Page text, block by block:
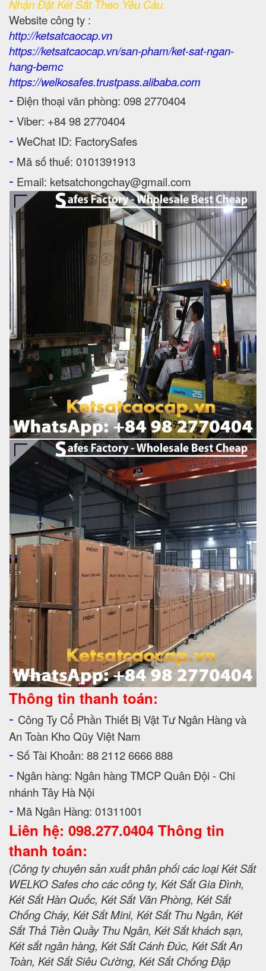
Nhận Đặt Két Sắt Theo Yêu Cầu.
Website công ty :
http://ketsatcaocap.vn
https://ketsatcaocap.vn/san-pham/ket-sat-ngan-
hang-bemc
https://welkosafes.trustpass.alibaba.com
- Điện thoại văn phòng: 098 2770404
- Viber: +84 98 2770404
- WeChat ID: FactorySafes
- Mã số thuế: 0101391913
- Email: ketsatchongchay@gmail.com
Thông tin thanh toán:
- Công Ty Cổ Phần Thiết Bị Vật Tư Ngân Hàng và
An Toàn Kho Qũy Việt Nam
- Số Tài Khoản: 88 2112 6666 888
- Ngân hàng: Ngân hàng TMCP Quân Đội - Chi
nhánh Tây Hà Nội
- Mã Ngân Hàng: 01311001
Liên hệ: 098.277.0404 Thông tin
thanh toán:
(Công ty chuyên sản xuất phân phối các loại Két Sắt
WELKO Safes cho các công ty, Két Sắt Gia Đình,
Két Sắt Hàn Quốc, Két Sắt Văn Phòng, Két Sắt
Chống Cháy, Két Sắt Mini, Két Sắt Thu Ngân, Két
Sắt Thả Tiền Quầy Thu Ngân, Két Sắt khách sạn,
Két sắt ngân hàng, Két Sắt Cánh Đúc, Két Sắt An
Toàn, Két Sắt Siêu Cường, Két Sắt Chống Đập